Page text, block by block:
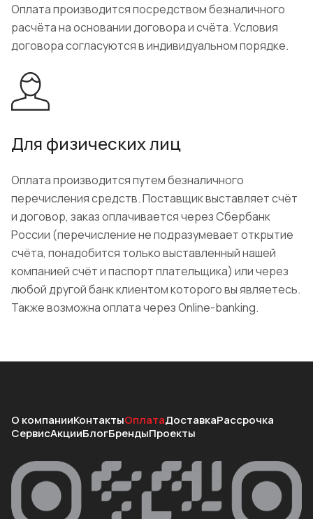
Оплата производится посредством безналичного
расчёта на основании договора и счёта. Условия
договора согласуются в индивидуальном порядке.
Для физических лиц
Оплата производится путем безналичного
перечисления средств. Поставщик выставляет счёт
и договор, заказ оплачивается через Сбербанк
России (перечисление не подразумевает открытие
счёта, понадобится только выставленный нашей
компанией счёт и паспорт плательщика) или через
любой другой банк клиентом которого вы являетесь.
Также возможна оплата через Online-banking.
О компанииКонтактыОплатаДоставкаРассрочка
СервисАкцииБлогБрендыПроекты